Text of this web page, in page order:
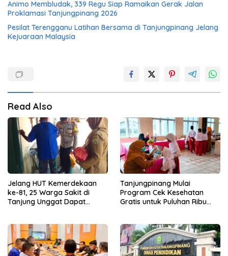
Animo Membludak, 339 Regu Siap Ramaikan Gerak Jalan
Proklamasi Tanjungpinang 2026
Pesilat Terengganu Latihan Bersama di Tanjungpinang Jelang
Kejuaraan Malaysia
Read Also
Jelang HUT Kemerdekaan
ke-81, 25 Warga Sakit di
Tanjung Unggat Dapat
Tanjungpinang Mulai
Program Cek Kesehatan
Gratis untuk Puluhan Ribu